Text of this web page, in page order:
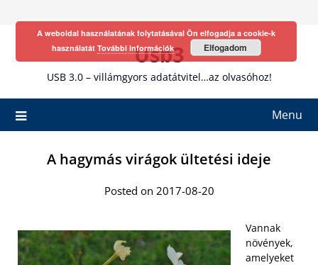
Usb3
USB 3.0 – villámgyors adatátvitel…az olvasóhoz!
Menu
A hagymás virágok ültetési ideje
Posted on 2017-08-20
Vannak
növények,
amelyeket
A weboldal használatának folytatásával Ön elfogadja a cookie-k
használatát További információk Elfogadom